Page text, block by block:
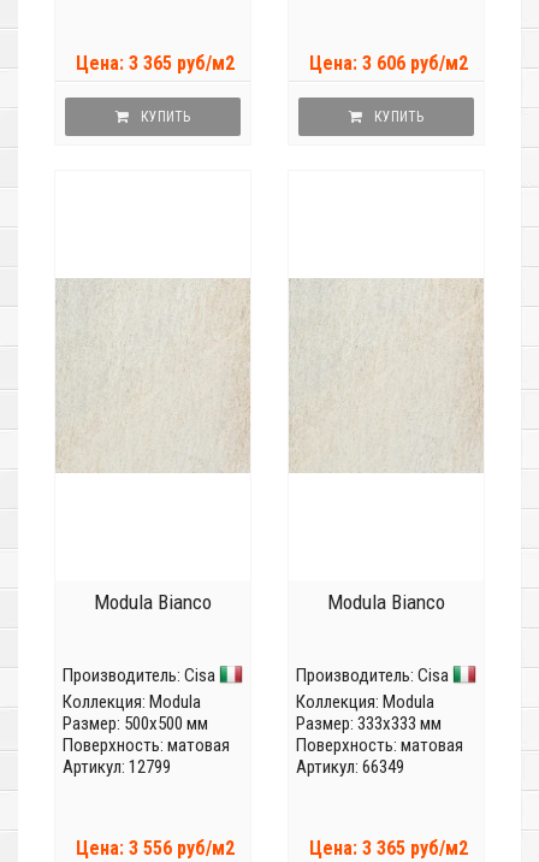
Цена: 3 365 руб/м2
КУПИТЬ
Цена: 3 606 руб/м2
КУПИТЬ
Modula Bianco
Производитель: Cisa
Коллекция: Modula
Размер: 500x500 мм
Поверхность: матовая
Артикул: 12799
Цена: 3 556 руб/м2
Modula Bianco
Производитель: Cisa
Коллекция: Modula
Размер: 333x333 мм
Поверхность: матовая
Артикул: 66349
Цена: 3 365 руб/м2